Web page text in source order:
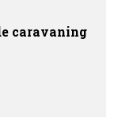
caravaning